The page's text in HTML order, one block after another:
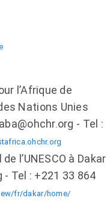
l’Afrique de
Nations Unies
- Tel :
l’UNESCO à Dakar
- Tel : +221 33 864
fr/dakar/home/